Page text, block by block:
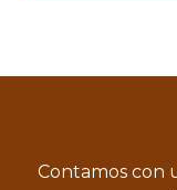
Contamos con